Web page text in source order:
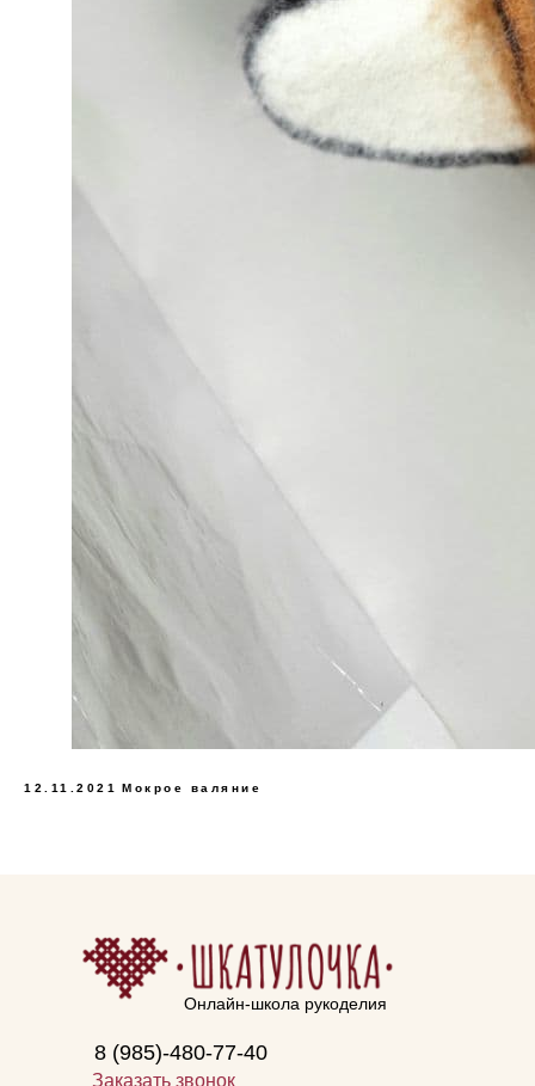
12.11.2021 Мокрое валяние
Онлайн-школа рукоделия
8 (985)-480-77-40
Заказать звонок